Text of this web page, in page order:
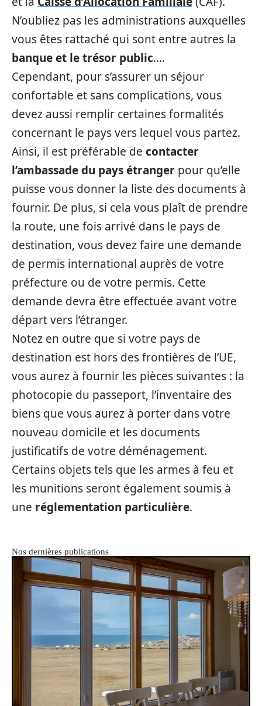
N’oubliez pas les administrations auxquelles
vous êtes rattaché qui sont entre autres la
banque et le trésor public….
Cependant, pour s’assurer un séjour
confortable et sans complications, vous
devez aussi remplir certaines formalités
concernant le pays vers lequel vous partez.
Ainsi, il est préférable de contacter
l’ambassade du pays étranger pour qu’elle
puisse vous donner la liste des documents à
fournir. De plus, si cela vous plaît de prendre
la route, une fois arrivé dans le pays de
destination, vous devez faire une demande
de permis international auprès de votre
préfecture ou de votre permis. Cette
demande devra être effectuée avant votre
départ vers l’étranger.
Notez en outre que si votre pays de
destination est hors des frontières de l’UE,
vous aurez à fournir les pièces suivantes : la
photocopie du passeport, l’inventaire des
biens que vous aurez à porter dans votre
nouveau domicile et les documents
justificatifs de votre déménagement.
Certains objets tels que les armes à feu et
les munitions seront également soumis à
une réglementation particulière.
Nos dernières publications